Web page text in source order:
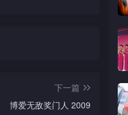
下一篇
博爱无敌奖门人 2009